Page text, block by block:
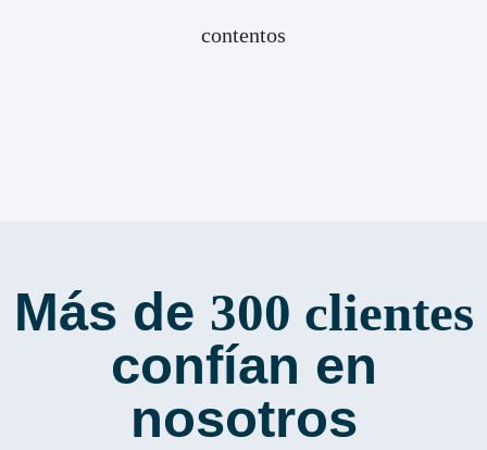
contentos
Más de 300 clientes
confían en
nosotros